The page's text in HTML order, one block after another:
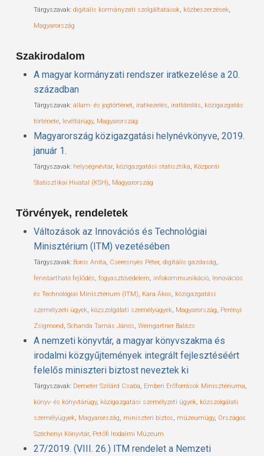
Tárgyszavak: digitális kormányzati szolgáltatások, közbeszerzések,
Magyarország
Szakirodalom
A magyar kormányzati rendszer iratkezelése a 20.
században
Tárgyszavak: állam- és jogtörténet, iratkezelés, irattárolás, közigazgatás
története, levéltárügy, Magyarország
Magyarország közigazgatási helynévkönyve, 2019.
január 1.
Tárgyszavak: helységnévtár, közigazgatási statisztika, Központi
Statisztikai Hivatal (KSH), Magyarország
Törvények, rendeletek
Változások az Innovációs és Technológiai
Minisztérium (ITM) vezetésében
Tárgyszavak: Boros Anita, Cseresnyés Péter, digitális gazdaság,
fenntartható fejlődés, fogyasztóvédelem, infokommunikáció, Innovációs
és Technológiai Minisztérium (ITM), Kara Ákos, közigazgatási
személyzeti ügyek, közszolgálati személyügyek, Magyarország, Perényi
Zsigmond, Schanda Tamás János, Weingartner Balázs
A nemzeti könyvtár, a magyar könyvszakma és
irodalmi közgyűjtemények integrált fejlesztéséért
felelős miniszteri biztost neveztek ki
Tárgyszavak: Demeter Szilárd Csaba, Emberi Erőforrások Minisztériuma,
könyv- és könyvtárügy, közigazgatási személyzeti ügyek, közszolgálati
személyügyek, Magyarország, miniszteri biztos, múzeumügy, Országos
Széchenyi Könyvtár, Petőfi Irodalmi Múzeum
27/2019. (VIII. 26.) ITM rendelet a Nemzeti